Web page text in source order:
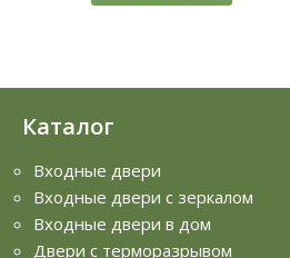
Каталог
Входные двери
Входные двери с зеркалом
Входные двери в дом
Двери с терморазрывом